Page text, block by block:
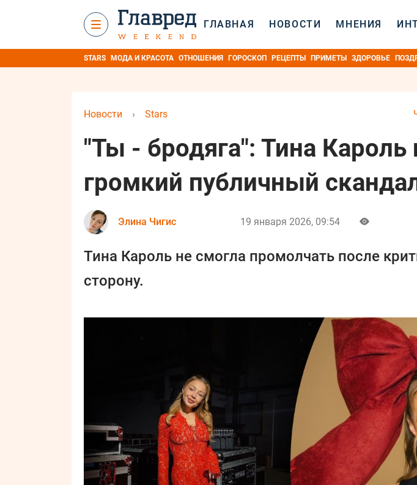
ГЛАВНАЯ НОВОСТИ МНЕНИЯ
STARS МОДА И КРАСОТА ОТНОШЕНИЯ ГОРОСКОП РЕЦЕПТЫ ПРИМЕТЫ ЗДОРОВЬЕ
Новости › Stars
"Ты - бродяга": Тина Кароль
громкий публичный
Элина Чигис 19 января 2026, 09:54
Тина Кароль не смогла промолчать после
сторону.